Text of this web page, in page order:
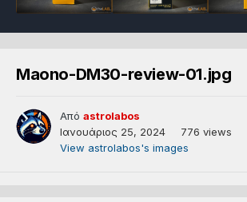
Maono-DM30-review-01.jpg
Από astrolabos
Ιανουάριος 25, 2024
776 views
View astrolabos's images